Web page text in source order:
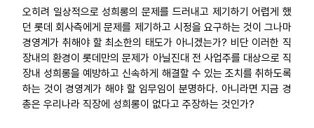
오히려 일상적으로 성희롱의 문제를 드러내고 제기하기 어렵게 했
던 롯데 회사측에게 문제를 제기하고 시정을 요구하는 것이 그나마
경영계가 취해야 할 최소한의 태도가 아니겠는가? 비단 이러한 직
장내의 환경이 롯데만의 문제가 아닐진대 전 사업주를 대상으로 직
장내 성희롱을 예방하고 신속하게 해결할 수 있는 조치를 취하도록
하는 것이 경영계가 해야 할 임무임이 분명하다. 아니라면 지금 경
총은 우리나라 직장에 성희롱이 없다고 주장하는 것인가?